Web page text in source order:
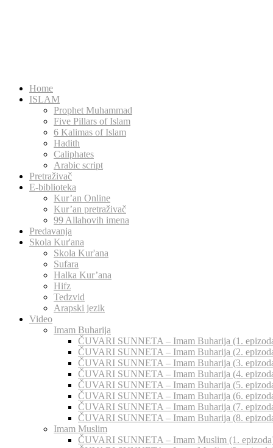
Home
ISLAM
Prophet Muhammad
Five Pillars of Islam
6 Kalimas of Islam
Hadith
Caliphates
Arabic script
Pretraživač
E-biblioteka
Kur’an Online
Kur’an pretraživač
99 Allahovih imena
Predavanja
Skola Kur'ana
Skola Kur'ana
Sufara
Halka Kur’ana
Hifz
Tedzvid
Arapski jezik
Video
Imam Buharija
ČUVARI SUNNETA – Imam Buharija (1.
ČUVARI SUNNETA – Imam Buharija (2.
ČUVARI SUNNETA – Imam Buharija (3.
ČUVARI SUNNETA – Imam Buharija (4.
ČUVARI SUNNETA – Imam Buharija (5.
ČUVARI SUNNETA – Imam Buharija (6.
ČUVARI SUNNETA – Imam Buharija (7.
ČUVARI SUNNETA – Imam Buharija (8.
Imam Muslim
ČUVARI SUNNETA – Imam Muslim (1.